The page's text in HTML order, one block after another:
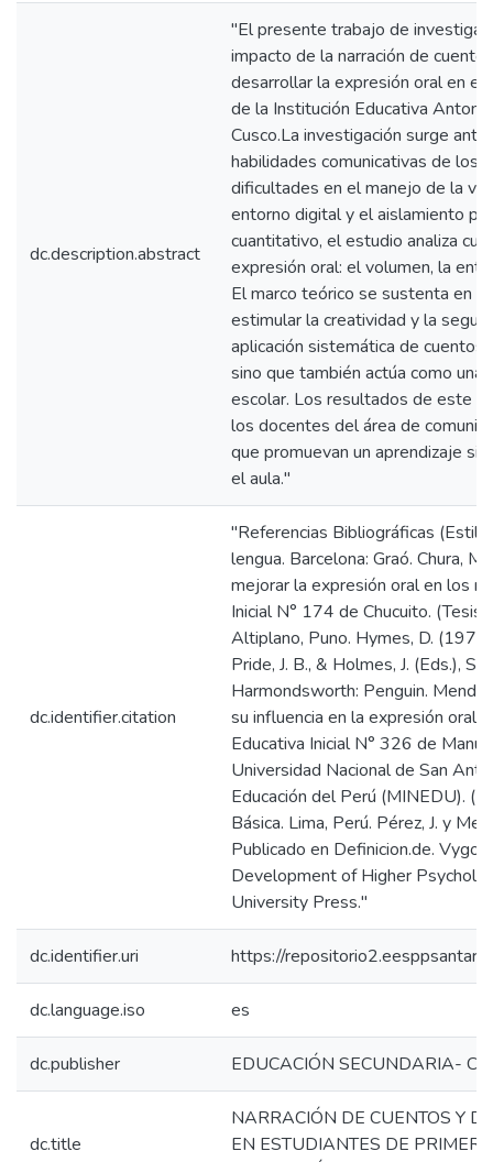
dc.description.abstract
"El presente trabajo de
impacto de la narración de
desarrollar la expresión oral en
de la Institución Educativa
Cusco. ​La investigación surge
habilidades comunicativas de los
dificultades en el manejo de la
entorno digital y el aislamiento
cuantitativo, el estudio analiza
expresión oral: el volumen, la
El marco teórico se sustenta en
estimular la creatividad y la
aplicación sistemática de
sino que también actúa como
escolar. Los resultados de este
los docentes del área de
que promuevan un aprendizaje
el aula."
dc.identifier.citation
"Referencias Bibliográficas
lengua. Barcelona: Graó. ​Chura,
mejorar la expresión oral en los
Inicial N° 174 de Chucuito.
Altiplano, Puno. ​Hymes, D.
Pride, J. B., & Holmes, J. (Eds.),
Harmondsworth: Penguin.
su influencia en la expresión oral
Educativa Inicial N° 326 de
Universidad Nacional de San
Educación del Perú (MINEDU).
Básica. Lima, Perú. ​Pérez, J. y
Publicado en Definicion.de.
Development of Higher
University Press."
dc.identifier.uri https://
dc.language.iso es
dc.publisher EDUCACIÓN SECUNDARIA-
dc.title
NARRACIÓN DE CUENTOS Y
EN ESTUDIANTES DE